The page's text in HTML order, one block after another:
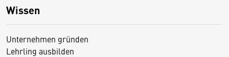
Wissen
Unternehmen gründen
Lehrling ausbilden